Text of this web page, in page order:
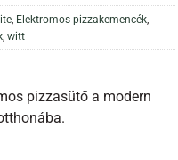
Elektromos pizzakemencék
witt
pizzasütő a modern